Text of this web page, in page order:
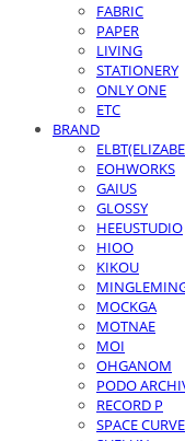
FABRIC
PAPER
LIVING
STATIONERY
ONLY ONE
ETC
BRAND
EOHWORKS
GAIUS
GLOSSY
HEEUSTUDIO
HIOO
KIKOU
MOCKGA
MOTNAE
MOI
OHGANOM
PODO
RECORD P
SPACE CURVE